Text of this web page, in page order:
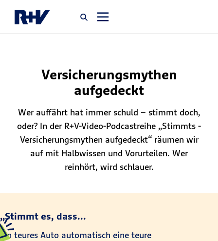
Newsroom
Über uns
Karriere
Jobsuche
Versicherungsmythen
aufgedeckt
Wer auffährt hat immer schuld – stimmt doch,
oder? In der R+V-Video-Podcastreihe „Stimmts -
Versicherungsmythen aufgedeckt“ räumen wir
auf mit Halbwissen und Vorurteilen. Wer
reinhört, wird schlauer.
„Stimmt es, dass...
ein teures Auto automatisch eine teure